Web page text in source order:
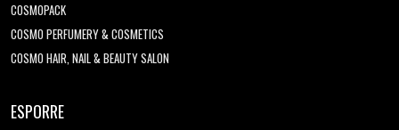
COSMOPACK
COSMO PERFUMERY & COSMETICS
COSMO HAIR, NAIL & BEAUTY SALON
ESPORRE